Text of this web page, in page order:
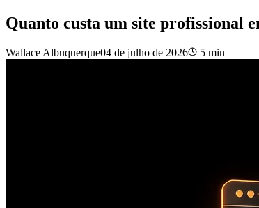
Quanto custa um site profissional
Wallace Albuquerque04 de julho de 2026 5 min